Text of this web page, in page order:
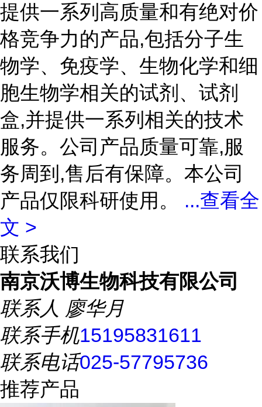
提供一系列高质量和有绝对价
格竞争力的产品,包括分子生
物学、免疫学、生物化学和细
胞生物学相关的试剂、试剂
盒,并提供一系列相关的技术
服务。公司产品质量可靠,服
务周到,售后有保障。本公司
产品仅限科研使用。 ...查看全
文 >
联系我们
南京沃博生物科技有限公司
联系人 廖华月
联系手机15195831611
联系电话025-57795736
推荐产品